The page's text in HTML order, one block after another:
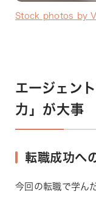
Stock photos by
エージェン
力」が大事
転職成功へ
今回の転職で学ん